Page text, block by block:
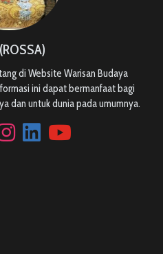
di Website Warisan Budaya
ini dapat bermanfaat bagi
dan untuk dunia pada umumnya.